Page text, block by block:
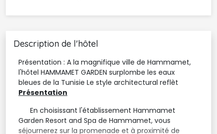
Description de l'hôtel
Présentation : A la magnifique ville de Hammamet,
l'hôtel HAMMAMET GARDEN surplombe les eaux
bleues de la Tunisie Le style architectural reflèt
Présentation
En choisissant l'établissement Hammamet
Garden Resort and Spa de Hammamet, vous
séjournerez sur la promenade et à proximité de